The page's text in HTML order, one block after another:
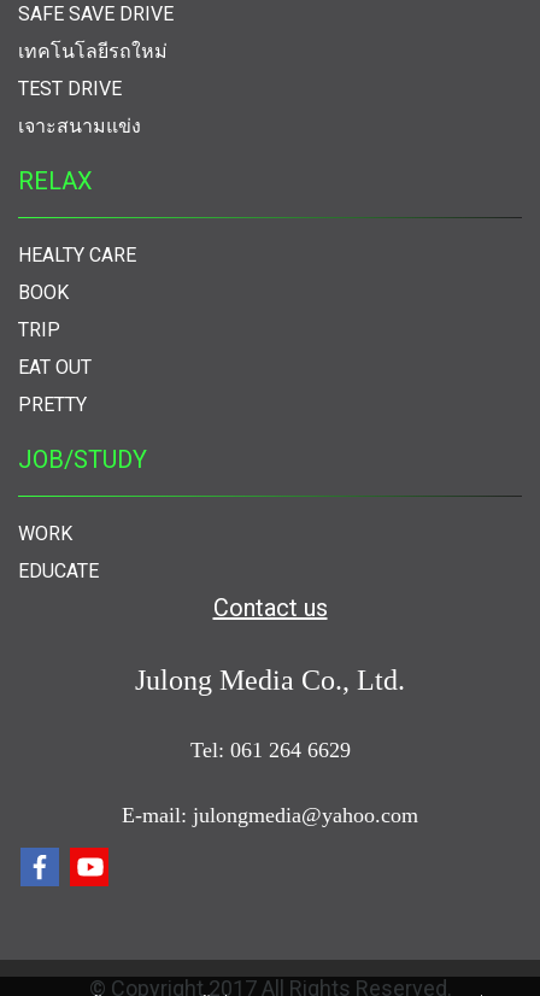
SAFE SAVE DRIVE
เทคโนโลยีรถใหม่
TEST DRIVE
เจาะสนามแข่ง
RELAX
HEALTY CARE
BOOK
TRIP
EAT OUT
PRETTY
JOB/STUDY
WORK
EDUCATE
Contact us
Julong Media Co., Ltd.
Tel: 061 264 6629
E-mail: julongmedia@yahoo.com
© Copyright 2017 All Rights Reserved.